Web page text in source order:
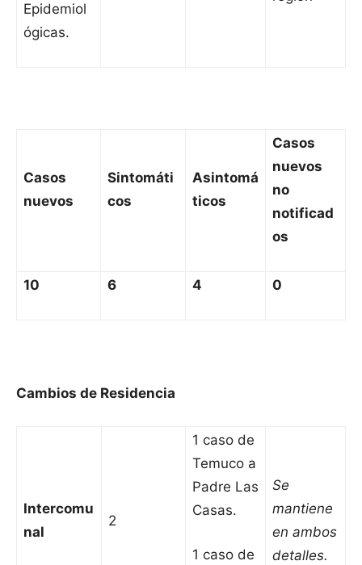
Epidemiol
ógicas.
Casos
nuevos
Sintomáti
cos
Asintomá
ticos
Casos
nuevos
no
notificad
os
10 6 4 0
Cambios de Residencia
Intercomu
nal
2
1 caso de
Temuco a
Padre Las
Casas.
1 caso de
Se
mantiene
en ambos
detalles.